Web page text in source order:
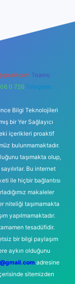
Teams:
0 726 Telegram:
Bilgi Teknolojileri
bir Yer Sağlayıcı
içerikleri proaktif
bulunmamaktadır.
taşımakta olup,
Bu internet
ile hiçbir bağlantısı
makaleler
niteliği taşımamakta
yapılmamaktadır.
tesadüfidir.
bir bilgi paylaşım
aykırı olduğunu
adresine
sitemizden